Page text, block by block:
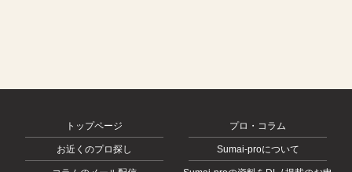
トップページ プロ・コラム
お近くのプロ探し Sumai-proについて